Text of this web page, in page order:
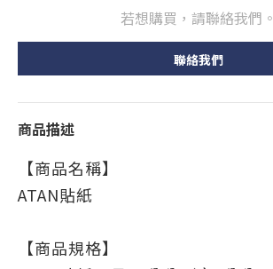
若想購買，請聯絡我們。
聯絡我們
商品描述
【商品名稱】
ATAN貼紙
【商品規格】